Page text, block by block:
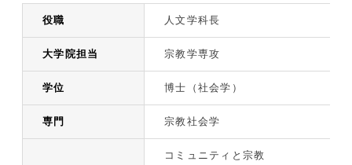
役職 人文学科長
大学院担当 宗教学専攻
学位 博士（社会学）
専門 宗教社会学
コミュニティと宗教